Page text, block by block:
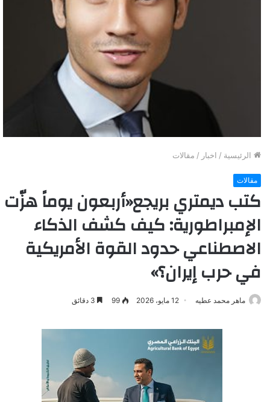
الرئيسية / اخبار / مقالات
مقالات
كتب ديمتري بريجع«أربعون يوماً هزّت
الإمبراطورية: كيف كشف الذكاء
الاصطناعي حدود القوة الأمريكية
في حرب إيران؟»
ماهر محمد عطيه 12 مايو، 2026 99